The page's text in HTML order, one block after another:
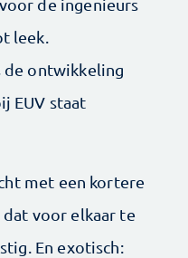
de ingenieurs
leek.
de ontwikkeling
EUV staat
met een kortere
voor elkaar te
En exotisch: